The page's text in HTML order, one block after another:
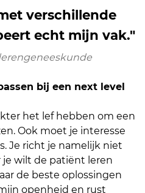
verschillende
echt mijn vak."
bij een next level
het lef hebben om een
Ook moet je interesse
Je richt je namelijk niet
je wilt de patiënt leren
de beste oplossingen
openheid en rust